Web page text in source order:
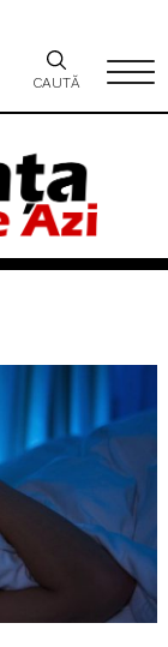
CAUTĂ